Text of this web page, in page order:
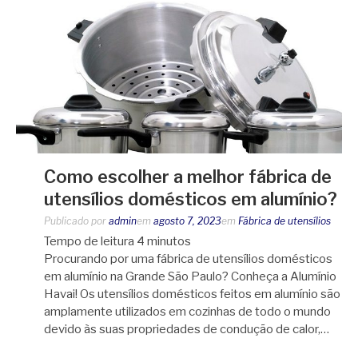
Como escolher a melhor fábrica de
utensílios domésticos em alumínio?
Publicado por adminem agosto 7, 2023em Fábrica de utensílios
Tempo de leitura 4 minutos
Procurando por uma fábrica de utensílios domésticos
em alumínio na Grande São Paulo? Conheça a Alumínio
Havai! Os utensílios domésticos feitos em alumínio são
amplamente utilizados em cozinhas de todo o mundo
devido às suas propriedades de condução de calor,…